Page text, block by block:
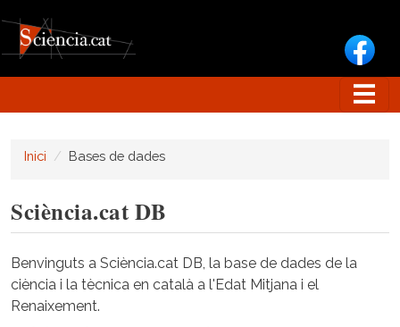
Inici Bases de dades
Sciència.cat DB
Benvinguts a Sciència.cat DB, la base de dades de la
ciència i la tècnica en català a l'Edat Mitjana i el
Renaixement.